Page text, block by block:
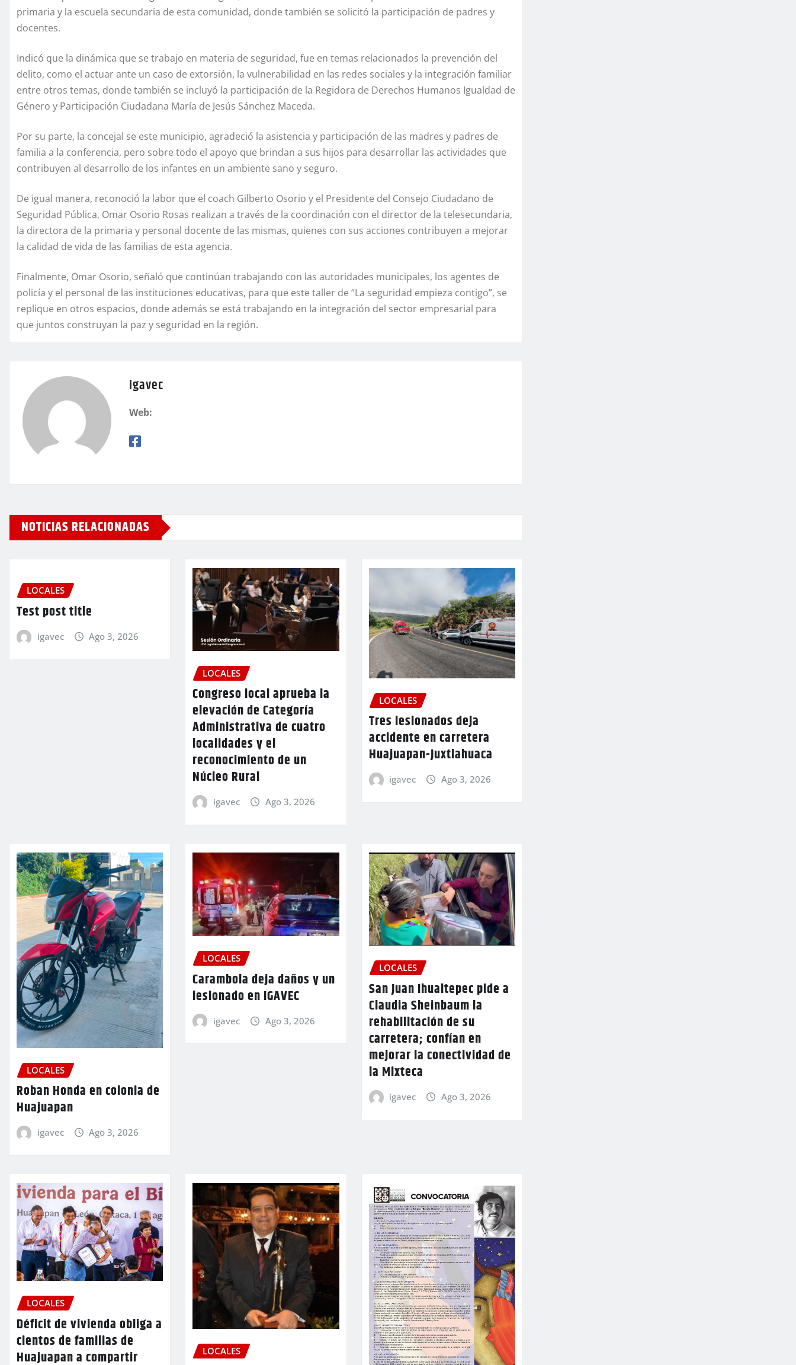
primaria y la escuela secundaria de esta comunidad, donde también se solicitó la participación de padres y
docentes.
Indicó que la dinámica que se trabajo en materia de seguridad, fue en temas relacionados la prevención del
delito, como el actuar ante un caso de extorsión, la vulnerabilidad en las redes sociales y la integración familiar
entre otros temas, donde también se incluyó la participación de la Regidora de Derechos Humanos Igualdad de
Género y Participación Ciudadana María de Jesús Sánchez Maceda.
Por su parte, la concejal se este municipio, agradeció la asistencia y participación de las madres y padres de
familia a la conferencia, pero sobre todo el apoyo que brindan a sus hijos para desarrollar las actividades que
contribuyen al desarrollo de los infantes en un ambiente sano y seguro.
De igual manera, reconoció la labor que el coach Gilberto Osorio y el Presidente del Consejo Ciudadano de
Seguridad Pública, Omar Osorio Rosas realizan a través de la coordinación con el director de la telesecundaria,
la directora de la primaria y personal docente de las mismas, quienes con sus acciones contribuyen a mejorar
la calidad de vida de las familias de esta agencia.
Finalmente, Omar Osorio, señaló que continúan trabajando con las autoridades municipales, los agentes de
policía y el personal de las instituciones educativas, para que este taller de “La seguridad empieza contigo”, se
replique en otros espacios, donde además se está trabajando en la integración del sector empresarial para
que juntos construyan la paz y seguridad en la región.
igavec
Web:
NOTICIAS RELACIONADAS
LOCALES
Test post title
igavec Ago 3, 2026
LOCALES
Congreso local aprueba la
elevación de Categoría
Administrativa de cuatro
localidades y el
reconocimiento de un
Núcleo Rural
igavec Ago 3, 2026
LOCALES
Tres lesionados deja
accidente en carretera
Huajuapan-Juxtlahuaca
igavec Ago 3, 2026
LOCALES
Roban Honda en colonia de
Huajuapan
igavec Ago 3, 2026
LOCALES
Carambola deja daños y un
lesionado en IGAVEC
igavec Ago 3, 2026
LOCALES
San Juan Ihualtepec pide a
Claudia Sheinbaum la
rehabilitación de su
carretera; confían en
mejorar la conectividad de
la Mixteca
igavec Ago 3, 2026
LOCALES
Déficit de vivienda obliga a
cientos de familias de
Huajuapan a compartir
LOCALES